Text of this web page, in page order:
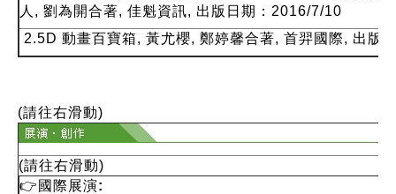
人, 劉為開合著, 佳魁資訊, 出版日期：2016/7/10
2.5D 動畫百寶箱, 黃尤櫻, 鄭婷馨合著, 首羿國際, 出版
(請往右滑動)
(請往右滑動)
👉 國際展演: